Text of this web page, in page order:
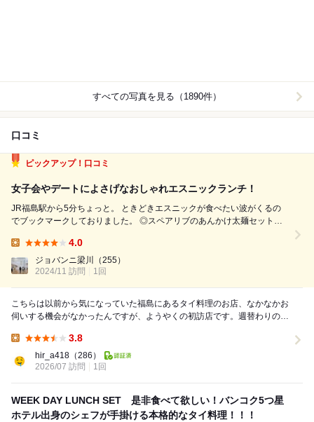
すべての写真を見る（1890件）
口コミ
ピックアップ！口コミ
女子会やデートによさげなおしゃれエスニックランチ！
JR福島駅から5分ちょっと。 ときどきエスニックが食べたい波がくるの
でブックマークしておりました。 ◎スペアリブのあんかけ太麺セット
骨からほぐれてやわらかい！ あんかけに台湾っぽさを感じました！八角
でしょ...
4.0
ジョバンニ梁川
（255）
2024/11 訪問
1回
こちらは以前から気になっていた福島にあるタイ料理のお店、なかなかお
伺いする機会がなかったんですが、ようやくの初訪店です。週替わりのラ
3.8
hir_a418 （286）
2026/07 訪問
1回
WEEK DAY LUNCH SET 是非食べて欲しい！バンコク5つ星
ホテル出身のシェフが手掛ける本格的なタイ料理！！！